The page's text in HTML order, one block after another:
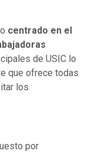
centrado en el
de USIC lo
que ofrece todas
los
por